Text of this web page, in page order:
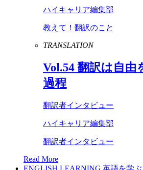
ハイキャリア編集部
教えて！翻訳のこと
TRANSLATION
Vol.54 翻訳は自由
過程
翻訳者インタビュー
ハイキャリア編集部
翻訳者インタビュー
Read More
ENGLISH LEARNING 英語を学ぶ